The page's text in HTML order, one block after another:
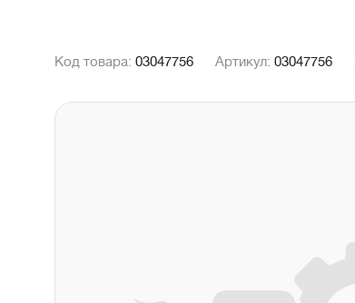
Код товара: 03047756 Артикул: 03047756